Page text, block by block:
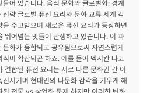
들어 있습니다. 음식 문화와 글로벌화: 경계
전략 글로벌 퓨전 요리와 문화 교류 세계 각
을 주고받으며 새로운 퓨전 요리가 등장하면
뛰어넘는 맛들이 탄생하고 있습니다. 이 과
문화가 융합되고 공유됨으로써 자연스럽게
식이 확산되곤 하죠. 예를 들어 멕시칸 타코
결합된 퓨전 요리는 서로 다른 문화권 간 이
진시키며 현대인의 다문화 감각을 키우게 해